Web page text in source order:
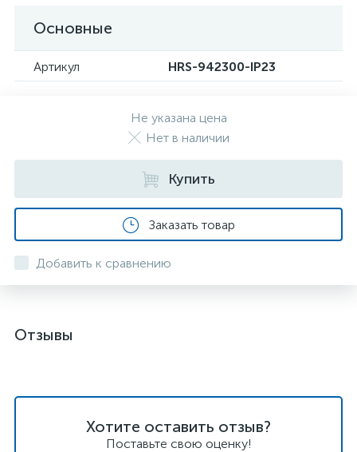
Основные
Артикул HRS-942300-IP23
Не указана цена
Нет в наличии
Купить
Заказать товар
Добавить к сравнению
Отзывы
Хотите оставить отзыв?
Поставьте свою оценку!